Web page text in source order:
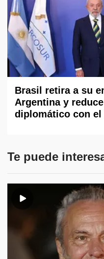
Brasil retira a su
Argentina y
diplomático con
Te puede